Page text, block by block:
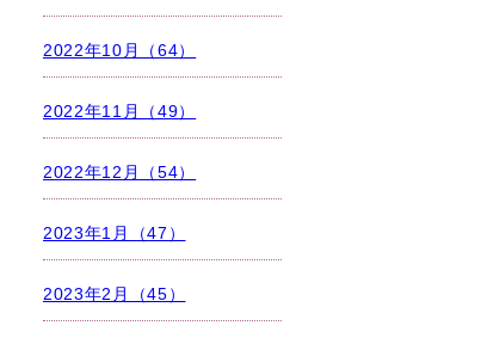
2022年10月（64）
2022年11月（49）
2022年12月（54）
2023年1月（47）
2023年2月（45）